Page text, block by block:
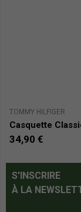
TOMMY HILFIGER
Casquette
34,90 €
S'INSCRIRE
À LA